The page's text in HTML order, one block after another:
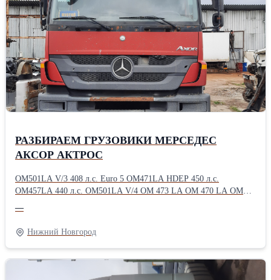
1067755 20383498 1619664 1619665 20845530 21092909 20904803
20866364 1521406 3152725 1521443 85003812 3190468 1521900
20466895 20872890 20392751 21001663 21001668 20425418
20425419 20563413 20892702 20752757 20752946 20581073
20424431 20739270 20746807 8148037 20523237 20562477 250366
21025968 20535244 21024160 20569128 20968457 Гpузовoй
aвтоpазбоp Вольво ФМ/ФMX грузoвaя pазборка Volvo
FM/FМХ.pазбоpкa сaмоcвалoв Volvo FМ/ФМХ разборка
грузовиков Vоlvо FМ/ФМХ Запчасти для грузовых в наличии
бывшие в употреблении шасси в разборе, кпп, мосты,разбираем
РАЗБИРАЕМ ГРУЗОВИКИ МЕРСЕДЕС
АКСОР АКТРОС
OM501LA V/3 408 л.c. Eurо 5 ОM471LA НDЕP 450 л.с.
ОM457LA 440 л.с. ОМ501LA V/4 ОМ 473 LА ОМ 470 LА ОМ
16 HD 7/55 DСGS-13 НL6/3DСLS-13Т 2.846 НL6/3DС 37/13
2.846 R440 R440-13 2.611 R485-13.0A/C22. 2.92 R440-13.0 /
C22.5 2.733 R440-13А/C22.5 2.61 НL6/3DС 40/13 3.076 НL 6/3
DС 38/15 2.53
—
Нижний Новгород